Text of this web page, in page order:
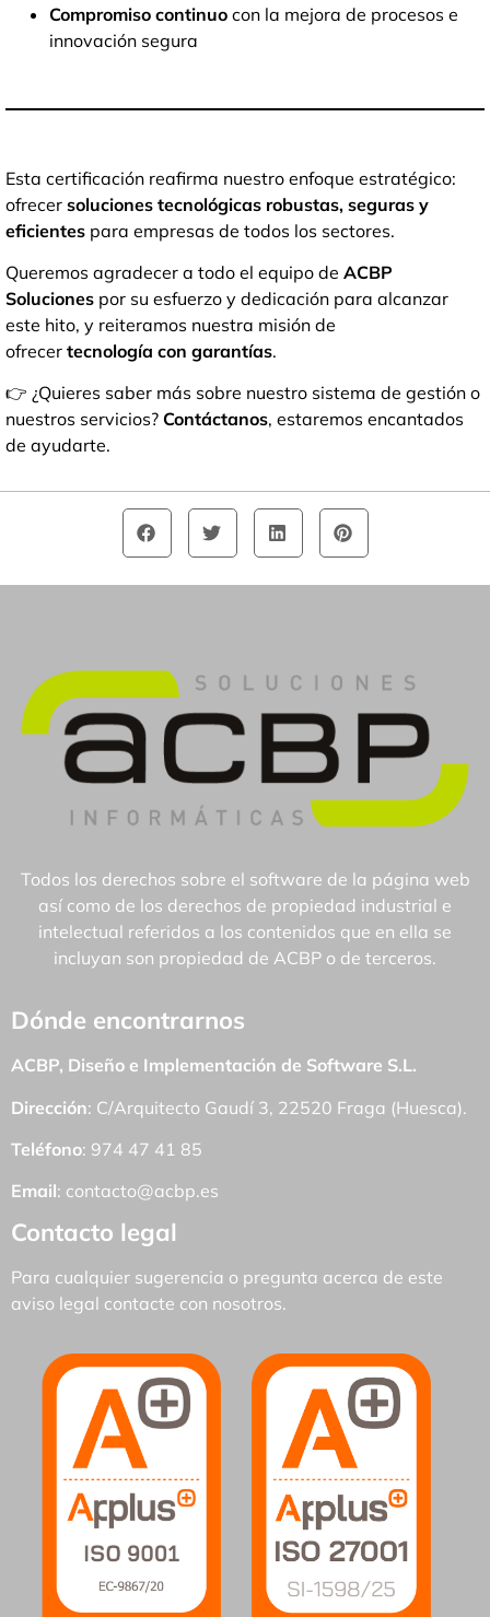
Compromiso continuo con la mejora de procesos e
innovación segura
Esta certificación reafirma nuestro enfoque estratégico:
ofrecer soluciones tecnológicas robustas, seguras y
eficientes para empresas de todos los sectores.
Queremos agradecer a todo el equipo de ACBP
Soluciones por su esfuerzo y dedicación para alcanzar
este hito, y reiteramos nuestra misión de
ofrecer tecnología con garantías.
👉 ¿Quieres saber más sobre nuestro sistema de gestión o
nuestros servicios? Contáctanos, estaremos encantados
de ayudarte.
Todos los derechos sobre el software de la página web
así como de los derechos de propiedad industrial e
intelectual referidos a los contenidos que en ella se
incluyan son propiedad de ACBP o de terceros.
Dónde encontrarnos
ACBP, Diseño e Implementación de Software S.L.
Dirección: C/Arquitecto Gaudí 3, 22520 Fraga (Huesca).
Teléfono: 974 47 41 85
Email: contacto@acbp.es
Contacto legal
Para cualquier sugerencia o pregunta acerca de este
aviso legal contacte con nosotros.